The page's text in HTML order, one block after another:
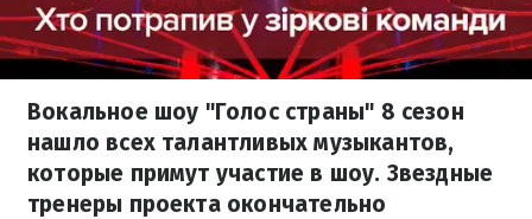
Вокальное шоу "Голос страны" 8 сезон
нашло всех талантливых музыкантов,
которые примут участие в шоу. Звездные
тренеры проекта окончательно